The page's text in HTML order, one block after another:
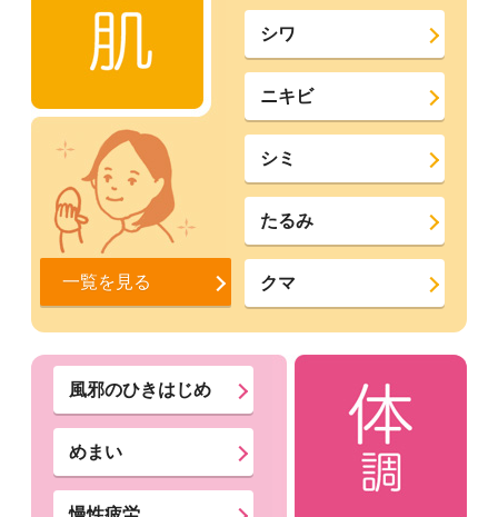
シワ
ニキビ
シミ
たるみ
クマ
一覧を見る
風邪のひきはじめ
めまい